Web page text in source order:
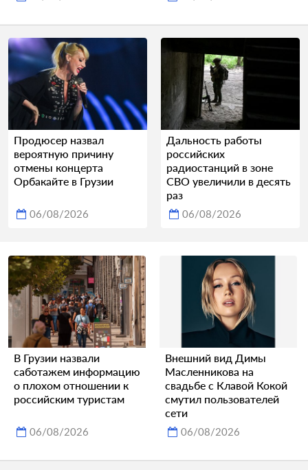
Продюсер назвал
вероятную причину
отмены концерта
Орбакайте в Грузии
06/08/2026
Дальность работы
российских
радиостанций в зоне
СВО увеличили в десять
раз
06/08/2026
В Грузии назвали
саботажем информацию
о плохом отношении к
российским туристам
06/08/2026
Внешний вид Димы
Масленникова на
свадьбе с Клавой Кокой
смутил пользователей
сети
06/08/2026